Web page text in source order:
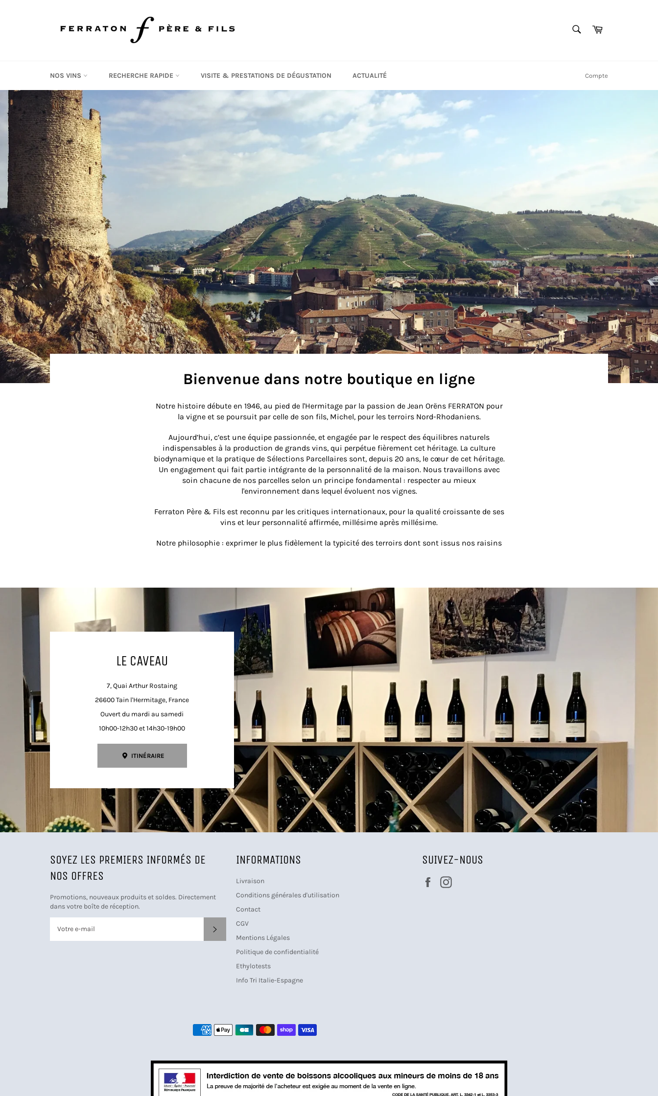
Panier
NOS VINS RECHERCHE RAPIDE VISITE & PRESTATIONS DE DÉGUSTATION ACTUALITÉ Compte
Bienvenue dans notre boutique en ligne
Notre histoire débute en 1946, au pied de l'Hermitage par la passion de Jean Orëns FERRATON pour
la vigne et se poursuit par celle de son fils, Michel, pour les terroirs Nord-Rhodaniens.
Aujourd’hui, c’est une équipe passionnée, et engagée par le respect des équilibres naturels
indispensables à la production de grands vins, qui perpétue fièrement cet héritage. La culture
biodynamique et la pratique de Sélections Parcellaires sont, depuis 20 ans, le cœur de cet héritage.
Un engagement qui fait partie intégrante de la personnalité de la maison. Nous travaillons avec
soin chacune de nos parcelles selon un principe fondamental : respecter au mieux
l'environnement dans lequel évoluent nos vignes.
Ferraton Père & Fils est reconnu par les critiques internationaux, pour la qualité croissante de ses
vins et leur personnalité affirmée, millésime après millésime.
Notre philosophie : exprimer le plus fidèlement la typicité des terroirs dont sont issus nos raisins
LE CAVEAU
7, Quai Arthur Rostaing
26600 Tain l'Hermitage, France
Ouvert du mardi au samedi
10h00-12h30 et 14h30-19h00
ITINÉRAIRE
SOYEZ LES PREMIERS INFORMÉS DE
NOS OFFRES
Promotions, nouveaux produits et soldes. Directement
dans votre boîte de réception.
S'INSCRIRE
INFORMATIONS
Livraison
Conditions générales d'utilisation
Contact
CGV
Mentions Légales
Politique de confidentialité
Ethylotests
Info Tri Italie-Espagne
SUIVEZ-NOUS
Facebook